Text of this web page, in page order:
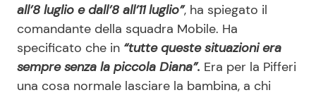
all’8 luglio e dall’8 all’11 luglio”, ha spiegato il
comandante della squadra Mobile. Ha
specificato che in “tutte queste situazioni era
sempre senza la piccola Diana”. Era per la Pifferi
una cosa normale lasciare la bambina, a chi